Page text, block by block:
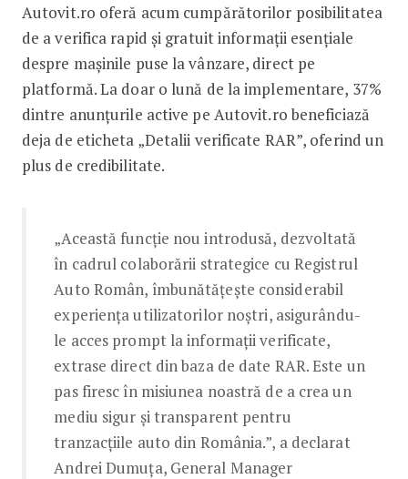
Autovit.ro oferă acum cumpărătorilor posibilitatea
de a verifica rapid și gratuit informații esențiale
despre mașinile puse la vânzare, direct pe
platformă. La doar o lună de la implementare, 37%
dintre anunțurile active pe Autovit.ro beneficiază
deja de eticheta „Detalii verificate RAR”, oferind un
plus de credibilitate.
„Această funcție nou introdusă, dezvoltată
în cadrul colaborării strategice cu Registrul
Auto Român, îmbunătățește considerabil
experiența utilizatorilor noștri, asigurându-
le acces prompt la informații verificate,
extrase direct din baza de date RAR. Este un
pas firesc în misiunea noastră de a crea un
mediu sigur și transparent pentru
tranzacțiile auto din România.”, a declarat
Andrei Dumuța, General Manager